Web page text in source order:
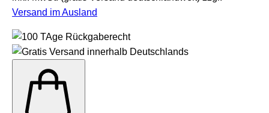
Versand im Ausland